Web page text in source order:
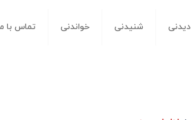
دیدنی شنیدنی خواندنی تماس با